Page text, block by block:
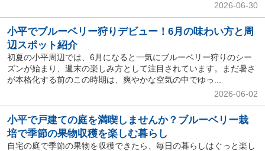
2026-06-30
小平でブルーベリー狩りデビュー！6月の味わい方と周
辺スポット紹介
初夏の小平周辺では、6月になると一気にブルーベリー狩りのシー
ズンが始まり、週末の楽しみ方として注目されています。まだ暑さ
が本格化する前のこの時期は、爽やかな空気の中でゆっ...
2026-06-02
小平で戸建ての庭を満喫しませんか？ブルーベリー栽
培で季節の果物収穫を楽しむ暮らし
自宅の庭で季節の果物を収穫できたら、毎日の暮らしはぐっと楽し